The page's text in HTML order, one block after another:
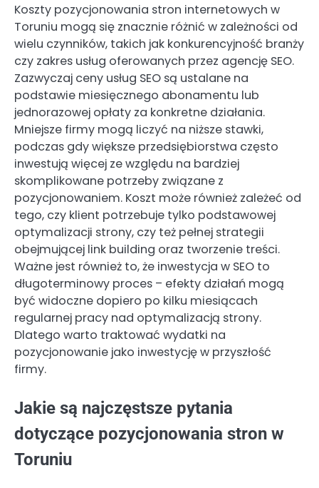
Koszty pozycjonowania stron internetowych w
Toruniu mogą się znacznie różnić w zależności od
wielu czynników, takich jak konkurencyjność branży
czy zakres usług oferowanych przez agencję SEO.
Zazwyczaj ceny usług SEO są ustalane na
podstawie miesięcznego abonamentu lub
jednorazowej opłaty za konkretne działania.
Mniejsze firmy mogą liczyć na niższe stawki,
podczas gdy większe przedsiębiorstwa często
inwestują więcej ze względu na bardziej
skomplikowane potrzeby związane z
pozycjonowaniem. Koszt może również zależeć od
tego, czy klient potrzebuje tylko podstawowej
optymalizacji strony, czy też pełnej strategii
obejmującej link building oraz tworzenie treści.
Ważne jest również to, że inwestycja w SEO to
długoterminowy proces – efekty działań mogą
być widoczne dopiero po kilku miesiącach
regularnej pracy nad optymalizacją strony.
Dlatego warto traktować wydatki na
pozycjonowanie jako inwestycję w przyszłość
firmy.
Jakie są najczęstsze pytania
dotyczące pozycjonowania stron w
Toruniu